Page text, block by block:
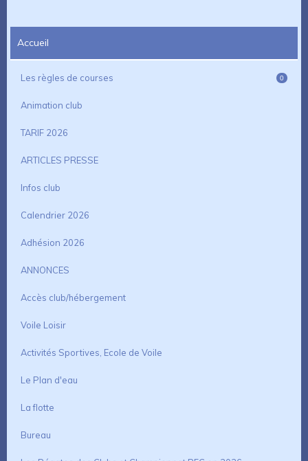
Accueil
Les règles de courses 0
Animation club
TARIF 2026
ARTICLES PRESSE
Infos club
Calendrier 2026
Adhésion 2026
ANNONCES
Accès club/hébergement
Voile Loisir
Activités Sportives, Ecole de Voile
Le Plan d'eau
La flotte
Bureau